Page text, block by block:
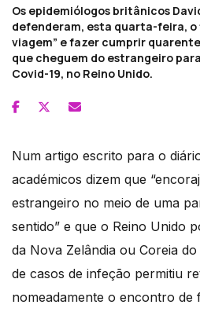
Os epidemiólogos britânicos
defenderam, esta quarta-feira, o
viagem” e fazer cumprir
que cheguem do estrangeiro
Covid-19, no Reino Unido.
Num artigo escrito para o
académicos dizem que
estrangeiro no meio de uma
sentido” e que o Reino Unido
da Nova Zelândia ou Coreia
de casos de infeção permitiu
nomeadamente o encontro de